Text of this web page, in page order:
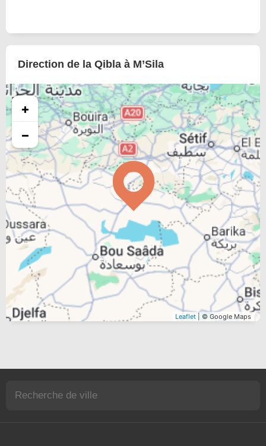
Direction de la Qibla à M’Sila
+
−
Leaflet | © Google Maps